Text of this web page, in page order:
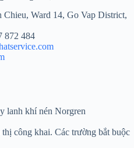
Chieu, Ward 14, Go Vap District,
872 484
lanh khí nén Norgren
thị công khai. Các trường bắt buộc